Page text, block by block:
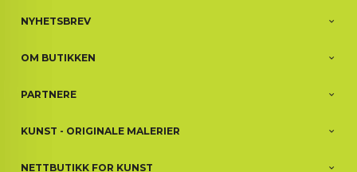
NYHETSBREV
OM BUTIKKEN
PARTNERE
KUNST - ORIGINALE MALERIER
NETTBUTIKK FOR KUNST